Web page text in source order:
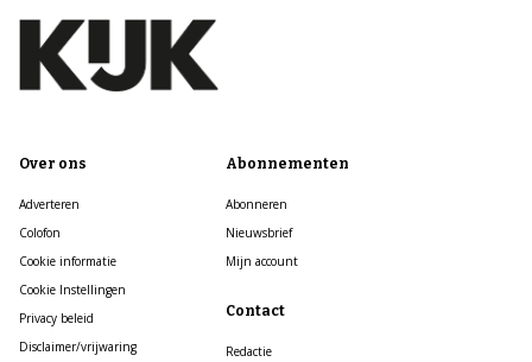
Over ons
Adverteren
Colofon
Cookie informatie
Cookie Instellingen
Privacy beleid
Disclaimer/vrijwaring
Abonnementen
Abonneren
Nieuwsbrief
Mijn account
Contact
Redactie